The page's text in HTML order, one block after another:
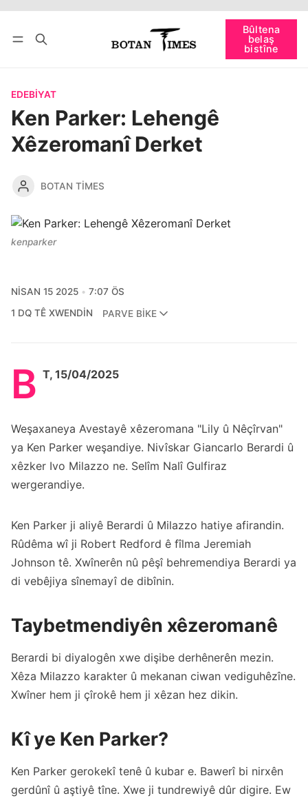
Bûltena
belaş
bistîne
bişopîne
EDEBIYAT
Ken Parker: Lehengê
Xêzeromanî Derket
BOTAN TIMES
kenparker
NISAN 15 2025
7:07 ÖS
1 DQ TÊ XWENDIN
PARVE BIKE
B T, 15/04/2025
Weşaxaneya Avestayê xêzeromana "Lily û Nêçîrvan"
ya Ken Parker weşandiye. Nivîskar Giancarlo Berardi û
xêzker Ivo Milazzo ne. Selîm Nalî Gulfiraz
wergerandiye.
Ken Parker ji aliyê Berardi û Milazzo hatiye afirandin.
Rûdêma wî ji Robert Redford ê fîlma Jeremiah
Johnson tê. Xwînerên nû pêşî behremendiya Berardi ya
di vebêjiya sînemayî de dibînin.
Taybetmendiyên xêzeromanê
Berardi bi diyalogên xwe dişibe derhênerên mezin.
Xêza Milazzo karakter û mekanan ciwan vediguhêzîne.
Xwîner hem ji çîrokê hem ji xêzan hez dikin.
Kî ye Ken Parker?
Ken Parker gerokekî tenê û kubar e. Bawerî bi nirxên
gerdûnî û aştiyê tîne. Xwe ji tundrewiyê dûr digire. Ew